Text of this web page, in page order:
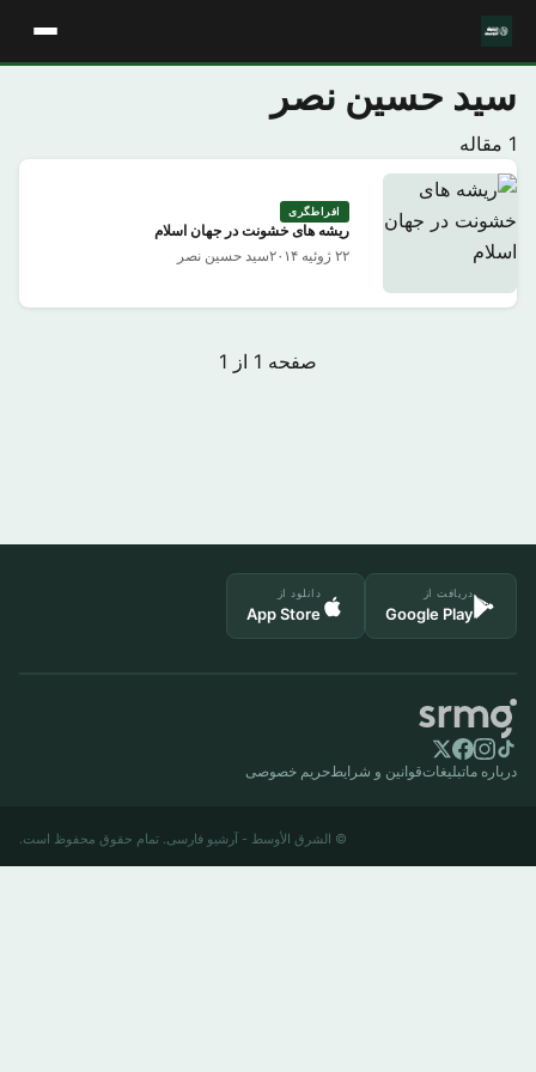
سید حسین نصر
1 مقاله
افراطگری
ریشه های خشونت در جهان اسلام
سید حسین نصر ۲۲ ژوئیه ۲۰۱۴
صفحه 1 از 1
دریافت از
Google Play
دانلود از
App Store
درباره ماتبلیغاتقوانین و شرایط حریم خصوصی
© الشرق الأوسط - آرشیو فارسی. تمام حقوق محفوظ است.